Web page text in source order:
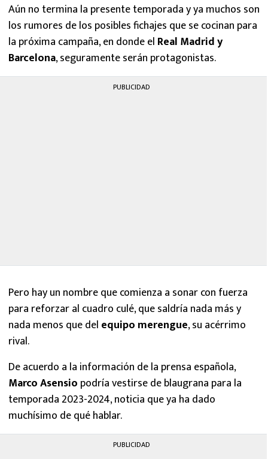
Aún no termina la presente temporada y ya muchos son
los rumores de los posibles fichajes que se cocinan para
la próxima campaña, en donde el Real Madrid y
Barcelona, seguramente serán protagonistas.
PUBLICIDAD
Pero hay un nombre que comienza a sonar con fuerza
para reforzar al cuadro culé, que saldría nada más y
nada menos que del equipo merengue, su acérrimo
rival.
De acuerdo a la información de la prensa española,
Marco Asensio podría vestirse de blaugrana para la
temporada 2023-2024, noticia que ya ha dado
muchísimo de qué hablar.
PUBLICIDAD